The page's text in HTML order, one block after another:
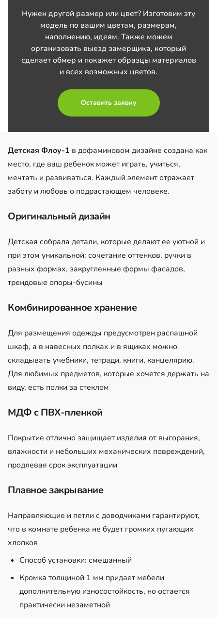
Нужен другой размер или цвет? Изготовим эту
модель по вашим цветам, размерам,
наполнению, идеям. Также можем
организовать выезд замерщика, который
сделает обмер и покажет образцы материалов
и всех возможных цветов.
Оставить заявку
Детская Флоу-1 в дофаминовом дизайне создана как
место, где ваш ребенок может играть, учиться,
мечтать и развиваться. Каждый элемент отражает
заботу и любовь о подрастающем человеке.
Оригинальный дизайн
Детская собрала детали, которые делают ее уютной и
при этом уникальной: сочетание оттенков, ручки в
разных формах, закругленные формы фасадов,
трендовые опоры-бусины
Комбинированное хранение
Для размещения одежды предусмотрен распашной
шкаф, а в навесных полках и в ящиках можно
складывать учебники, тетради, книги, канцелярию.
Для любимых предметов, которые хочется держать на
виду, есть полки за стеклом
МДФ с ПВХ-пленкой
Покрытие отлично защищает изделия от выгорания,
влажности и небольших механических повреждений,
продлевая срок эксплуатации
Плавное закрывание
Направляющие и петли с доводчиками гарантируют,
что в комнате ребенка не будет громких пугающих
хлопков
Способ установки: смешанный
Кромка толщиной 1 мм придает мебели
дополнительную износостойкость, но остается
практически незаметной